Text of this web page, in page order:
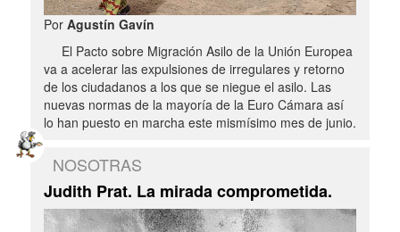
Por Agustín Gavín
El Pacto sobre Migración Asilo de la Unión Europea
va a acelerar las expulsiones de irregulares y retorno
de los ciudadanos a los que se niegue el asilo. Las
nuevas normas de la mayoría de la Euro Cámara así
lo han puesto en marcha este mismísimo mes de junio.
NOSOTRAS
Judith Prat. La mirada comprometida.